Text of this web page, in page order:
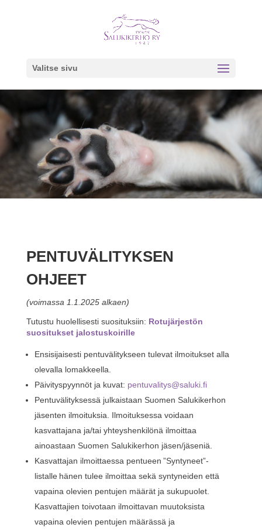
Valitse sivu
PENTUVÄLITYKSEN
OHJEET
(voimassa 1.1.2025 alkaen)
Tutustu huolellisesti suosituksiin: Rotujärjestön
suositukset jalostuskoirille
Ensisijaisesti pentuvälitykseen tulevat ilmoitukset alla
olevalla lomakkeella.
Päivityspyynnöt ja kuvat: pentuvalitys@saluki.fi
Pentuvälityksessä julkaistaan Suomen Salukikerhon
jäsenten ilmoituksia. Ilmoituksessa voidaan
kasvattajana ja/tai yhteyshenkilönä ilmoittaa
ainoastaan Suomen Salukikerhon jäsen/jäseniä.
Kasvattajan ilmoittaessa pentueen ”Syntyneet”-
listalle hänen tulee ilmoittaa sekä syntyneiden että
vapaina olevien pentujen määrät ja sukupuolet.
Kasvattajien toivotaan ilmoittavan muutoksista
vapaina olevien pentujen määrässä ja